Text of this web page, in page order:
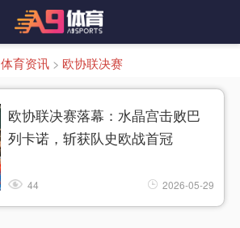
体育资讯 > 欧协联决赛
欧协联决赛落幕：水晶宫击败巴
列卡诺，斩获队史欧战首冠
44 2026-05-29